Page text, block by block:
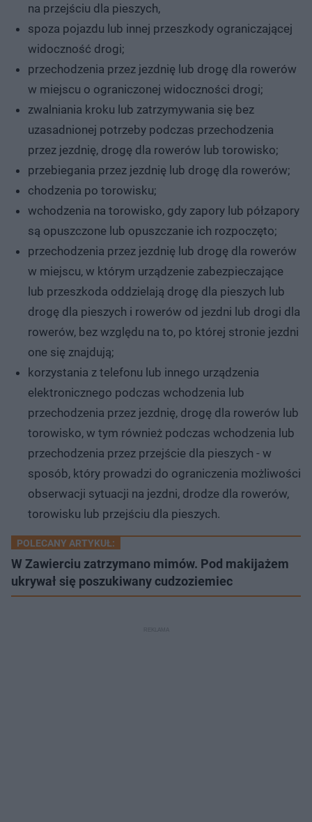
na przejściu dla pieszych,
spoza pojazdu lub innej przeszkody ograniczającej
widoczność drogi;
przechodzenia przez jezdnię lub drogę dla rowerów
w miejscu o ograniczonej widoczności drogi;
zwalniania kroku lub zatrzymywania się bez
uzasadnionej potrzeby podczas przechodzenia
przez jezdnię, drogę dla rowerów lub torowisko;
przebiegania przez jezdnię lub drogę dla rowerów;
chodzenia po torowisku;
wchodzenia na torowisko, gdy zapory lub półzapory
są opuszczone lub opuszczanie ich rozpoczęto;
przechodzenia przez jezdnię lub drogę dla rowerów
w miejscu, w którym urządzenie zabezpieczające
lub przeszkoda oddzielają drogę dla pieszych lub
drogę dla pieszych i rowerów od jezdni lub drogi dla
rowerów, bez względu na to, po której stronie jezdni
one się znajdują;
korzystania z telefonu lub innego urządzenia
elektronicznego podczas wchodzenia lub
przechodzenia przez jezdnię, drogę dla rowerów lub
torowisko, w tym również podczas wchodzenia lub
przechodzenia przez przejście dla pieszych - w
sposób, który prowadzi do ograniczenia możliwości
obserwacji sytuacji na jezdni, drodze dla rowerów,
torowisku lub przejściu dla pieszych.
POLECANY ARTYKUŁ:
W Zawierciu zatrzymano mimów. Pod makijażem
ukrywał się poszukiwany cudzoziemiec